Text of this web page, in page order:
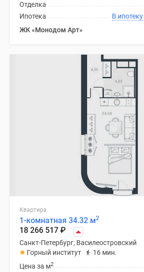
Отделка
Ипотека
ЖК «Монодом Арт»
Квартира
1-комнатная 34.32 м2
18 266 517 ₽
Санкт-Петербург, Василеостровский
Горный институт
16 мин.
Цена за м2